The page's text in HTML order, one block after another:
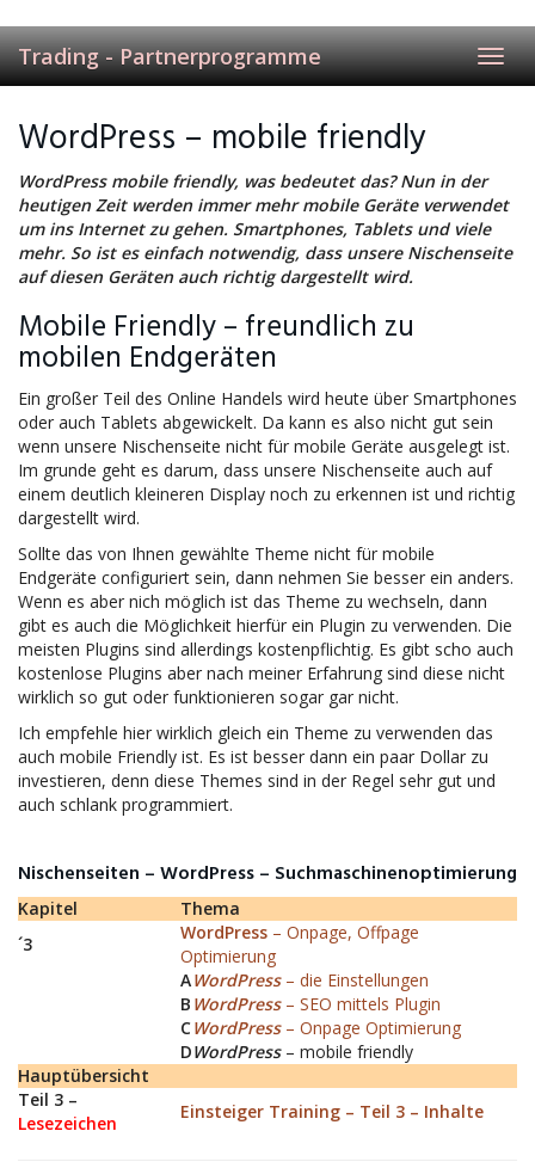
to
main
content
Trading - Partnerprogramme
WordPress – mobile friendly
WordPress mobile friendly, was bedeutet das? Nun in der
heutigen Zeit werden immer mehr mobile Geräte verwendet
um ins Internet zu gehen. Smartphones, Tablets und viele
mehr. So ist es einfach notwendig, dass unsere Nischenseite
auf diesen Geräten auch richtig dargestellt wird.
Mobile Friendly – freundlich zu
mobilen Endgeräten
Ein großer Teil des Online Handels wird heute über Smartphones
oder auch Tablets abgewickelt. Da kann es also nicht gut sein
wenn unsere Nischenseite nicht für mobile Geräte ausgelegt ist.
Im grunde geht es darum, dass unsere Nischenseite auch auf
einem deutlich kleineren Display noch zu erkennen ist und richtig
dargestellt wird.
Sollte das von Ihnen gewählte Theme nicht für mobile
Endgeräte configuriert sein, dann nehmen Sie besser ein anders.
Wenn es aber nich möglich ist das Theme zu wechseln, dann
gibt es auch die Möglichkeit hierfür ein Plugin zu verwenden. Die
meisten Plugins sind allerdings kostenpflichtig. Es gibt scho auch
kostenlose Plugins aber nach meiner Erfahrung sind diese nicht
wirklich so gut oder funktionieren sogar gar nicht.
Ich empfehle hier wirklich gleich ein Theme zu verwenden das
auch mobile Friendly ist. Es ist besser dann ein paar Dollar zu
investieren, denn diese Themes sind in der Regel sehr gut und
auch schlank programmiert.
Nischenseiten – WordPress – Suchmaschinenoptimierung
Kapitel
Thema
´3
WordPress – Onpage, Offpage
Optimierung
AWordPress– die Einstellungen
B WordPress– SEO mittels Plugin
CWordPress– Onpage Optimierung
DWordPress– mobile friendly
Hauptübersicht
Teil 3 –
Lesezeichen
Einsteiger Training – Teil 3 – Inhalte